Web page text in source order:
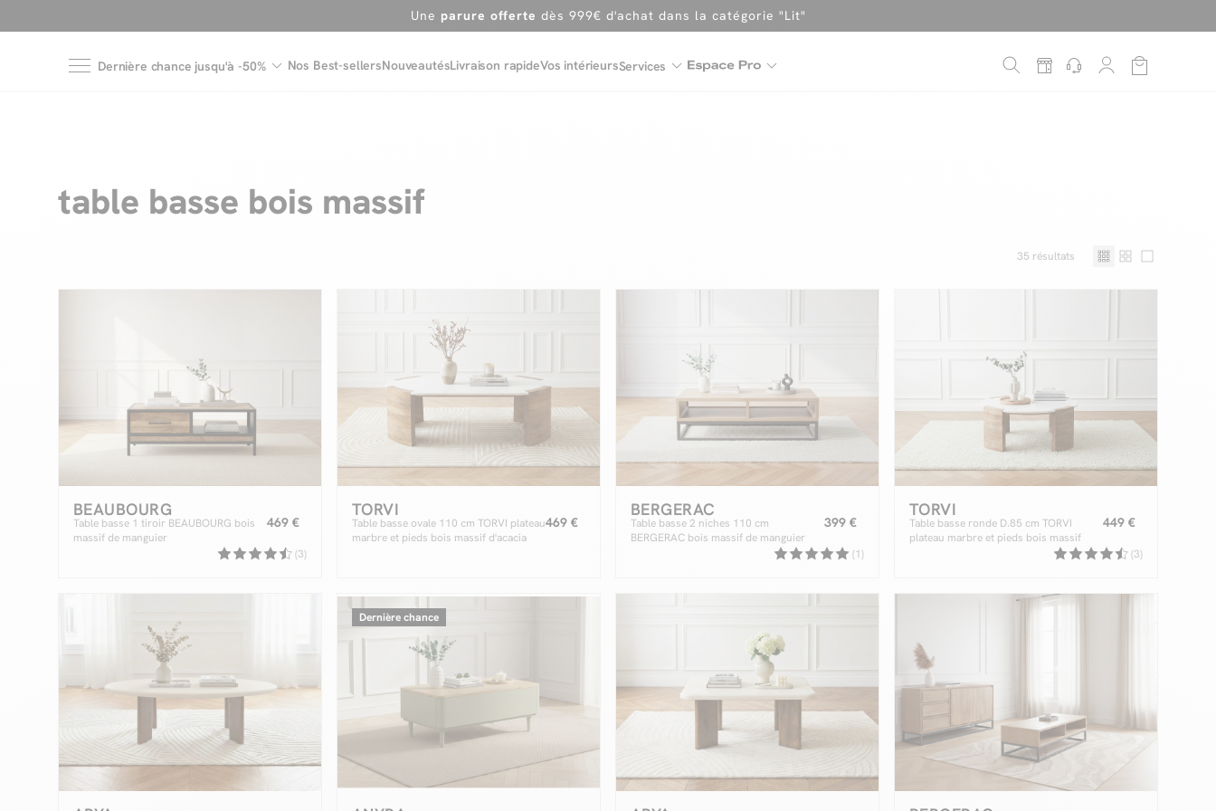
En ce moment, profitez d'untapis offert dès 1299€ de canapé
Dernière chance jusqu'à -50% Nos Best-sellersNouveautésLivraison rapideVos intérieursServices
table basse bois massif
35 résultats
BEAUBOURG
Table basse 1 tiroir BEAUBOURG bois
massif de manguier
469 €
(3)
TORVI
Table basse ovale 110 cm TORVI plateau
marbre et pieds bois massif d'acacia
469 €
BERGERAC
Table basse 2 niches 110 cm
BERGERAC bois massif de manguier
399 €
(1)
TORVI
Table basse ronde D.85 cm TORVI
plateau marbre et pieds bois massif
449 €
(3)
Dernière chance